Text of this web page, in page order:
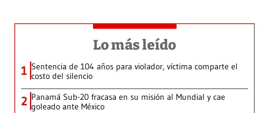
Lo más leído
1 Sentencia de 104 años para violador, víctima comparte el
costo del silencio
2 Panamá Sub-20 fracasa en su misión al Mundial y cae
goleado ante México